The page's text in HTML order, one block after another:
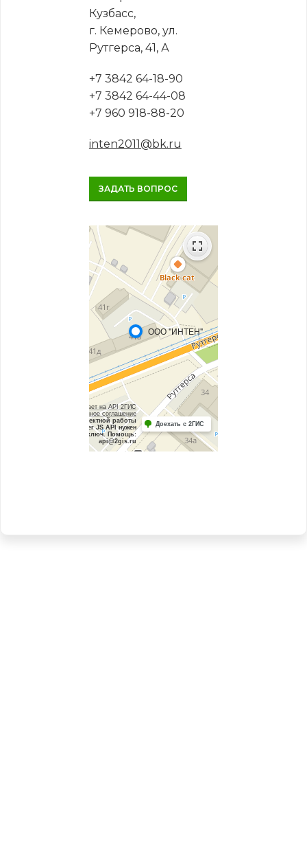
Кузбасс,
г. Кемерово, ул.
Рутгерса, 41, А
+7 3842 64-18-90
+7 3842 64-44-08
+7 960 918-88-20
inten2011@bk.ru
ЗАДАТЬ ВОПРОС